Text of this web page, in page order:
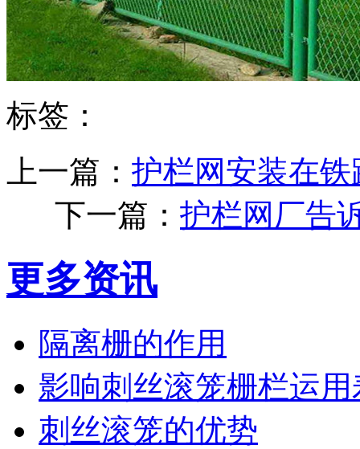
标签：
上一篇： 护栏网安装在
下一篇： 护栏网厂告
更多资讯
隔离栅的作用
影响刺丝滚笼栅栏运
刺丝滚笼的优势